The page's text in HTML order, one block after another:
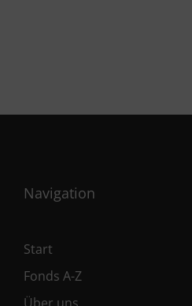
Navigation
Start
Fonds A-Z